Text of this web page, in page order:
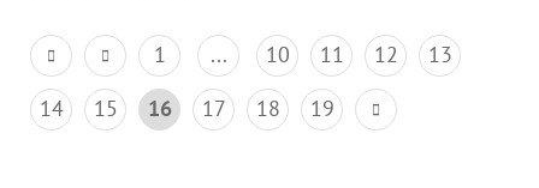
1 ... 10 11 12
13
14
15 16 17 18 19